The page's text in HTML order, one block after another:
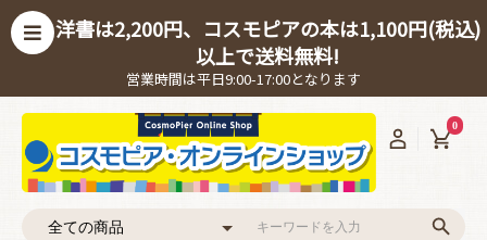
洋書は2,200円、コスモピアの本は1,100円(税込)
以上で送料無料!
営業時間は平日9:00-17:00となります
0